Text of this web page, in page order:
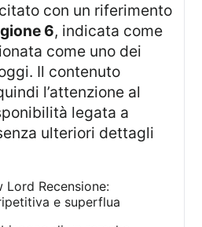
con un riferimento
6, indicata come
come uno dei
Il contenuto
l’attenzione al
legata a
ulteriori dettagli